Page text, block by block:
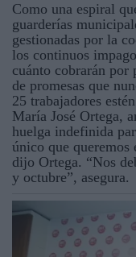
Como una espiral
guarderías
gestionadas por la
los continuos
cuánto cobrarán por
de promesas que
25 trabajadores
María José Ortega,
huelga indefinida
único que queremos
dijo Ortega. “Nos
y octubre”, asegura.